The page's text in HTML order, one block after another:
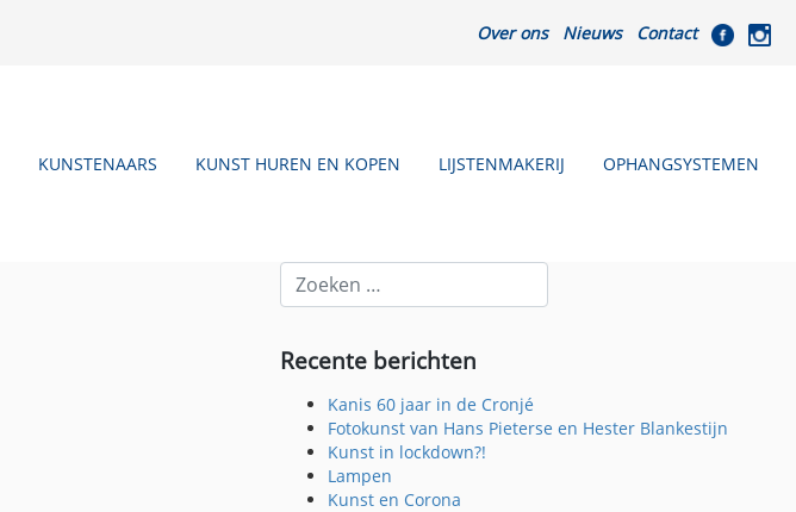
Over ons Nieuws Contact
KUNSTENAARS KUNST HUREN EN KOPEN LIJSTENMAKERIJ OPHANGSYSTEMEN
Recente berichten
Kanis 60 jaar in de Cronjé
Fotokunst van Hans Pieterse en Hester Blankestijn
Kunst in lockdown?!
Lampen
Kunst en Corona